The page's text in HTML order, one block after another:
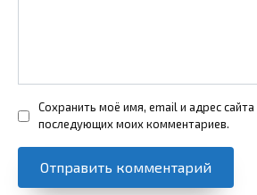
Сохранить моё имя, email и адрес
последующих моих комментариев.